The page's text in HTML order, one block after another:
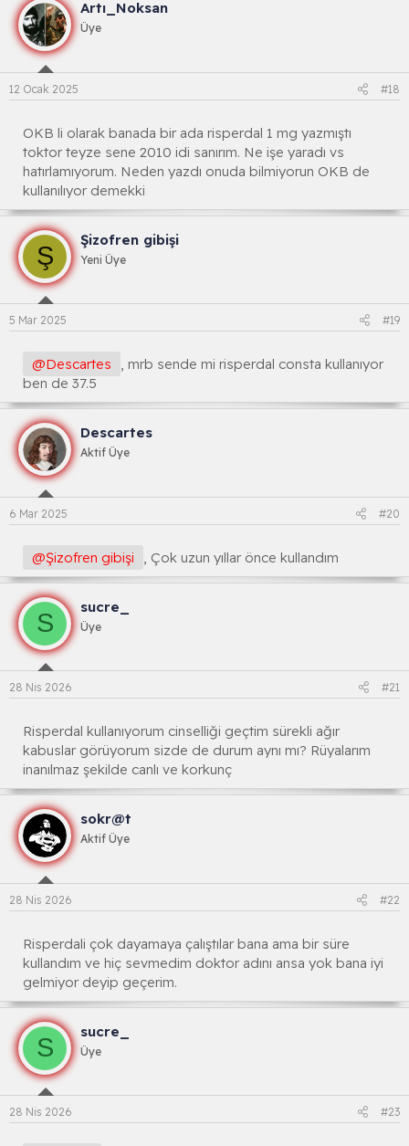
Artı_Noksan
Üye
12 Ocak 2025 #18
OKB li olarak banada bir ada risperdal 1 mg yazmıştı
toktor teyze sene 2010 idi sanırım. Ne işe yaradı vs
hatırlamıyorum. Neden yazdı onuda bilmiyorun OKB de
kullanılıyor demekki
Ş
Şizofren gibişi
Yeni Üye
5 Mar 2025 #19
@Descartes
, mrb sende mi risperdal consta kullanıyor
ben de 37.5
Descartes
Aktif Üye
6 Mar 2025 #20
@Şizofren gibişi , Çok uzun yıllar önce kullandım
S
sucre_
Üye
28 Nis 2026 #21
Risperdal kullanıyorum cinselliği geçtim sürekli ağır
kabuslar görüyorum sizde de durum aynı mı? Rüyalarım
inanılmaz şekilde canlı ve korkunç
sokr@t
Aktif Üye
28 Nis 2026 #22
Risperdali çok dayamaya çalıştılar bana ama bir süre
kullandım ve hiç sevmedim doktor adını ansa yok bana iyi
gelmiyor deyip geçerim.
S
sucre_
Üye
28 Nis 2026 #23